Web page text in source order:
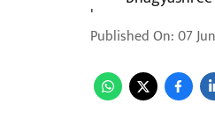
Published On:07